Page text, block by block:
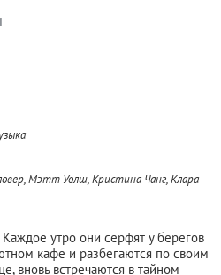
Мэтт Уолш, Кристина Чанг, Клара
утро они серфят у берегов
кафе и разбегаются по своим
вновь встречаются в тайном